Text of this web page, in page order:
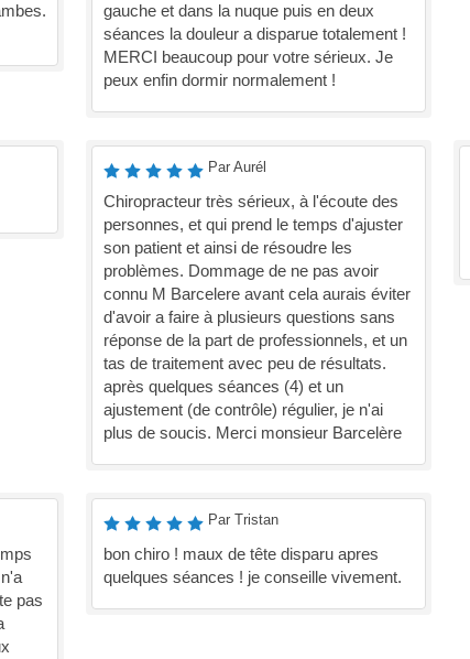
gauche et dans la nuque puis en deux
séances la douleur a disparue totalement !
MERCI beaucoup pour votre sérieux. Je
peux enfin dormir normalement !
Par Aurél
Chiropracteur très sérieux, à l'écoute des
personnes, et qui prend le temps d'ajuster
son patient et ainsi de résoudre les
problèmes. Dommage de ne pas avoir
connu M Barcelere avant cela aurais éviter
d'avoir a faire à plusieurs questions sans
réponse de la part de professionnels, et un
tas de traitement avec peu de résultats.
après quelques séances (4) et un
ajustement (de contrôle) régulier, je n'ai
plus de soucis. Merci monsieur Barcelère
pas
Par Tristan
bon chiro ! maux de tête disparu apres
quelques séances ! je conseille vivement.